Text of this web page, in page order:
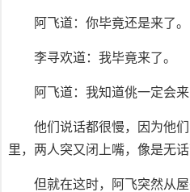
阿飞道：你毕竟还是来了。
李寻欢道：我毕竟来了。
阿飞道：我知道佻一定会来
他们说话都很慢，因为他
里，两人突又闭上嘴，像是无话
但就在这时，阿飞突然从